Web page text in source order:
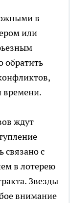
в
или
обратить
времени.
ждут
связано с
в лотерею
Звезды
внимание